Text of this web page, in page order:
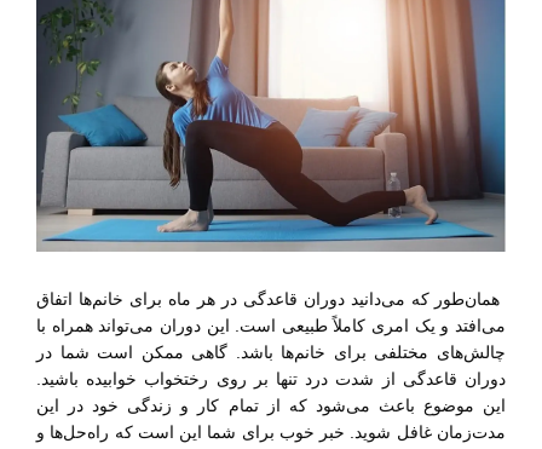
همان‌طور که می‌دانید دوران قاعدگی در هر ماه برای خانم‌ها اتفاق
می‌افتد و یک امری کاملاً طبیعی است. این دوران می‌تواند همراه با
چالش‌های مختلفی برای خانم‌ها باشد. گاهی ممکن است شما در
دوران قاعدگی از شدت درد تنها بر روی رختخواب خوابیده باشید.
این موضوع باعث می‌شود که از تمام کار و زندگی خود در این
مدت‌زمان غافل شوید. خبر خوب برای شما این است که راه‌حل‌ها و